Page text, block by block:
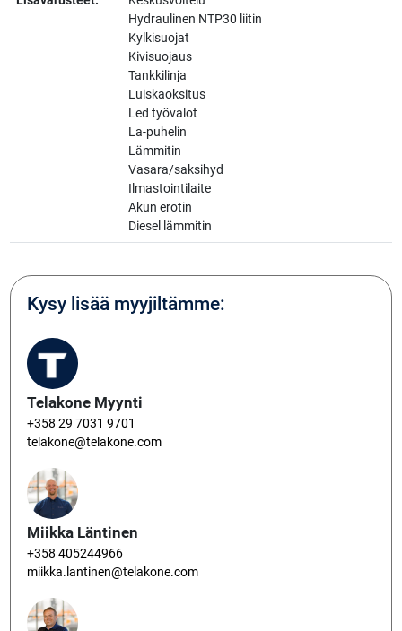
Hydraulinen NTP30 liitin
Kylkisuojat
Kivisuojaus
Tankkilinja
Luiskaoksitus
Led työvalot
La-puhelin
Lämmitin
Vasara/saksihyd
Ilmastointilaite
Akun erotin
Diesel lämmitin
Kysy lisää myyjiltämme:
Telakone Myynti
+358 29 7031 9701
telakone@telakone.com
Miikka Läntinen
+358 405244966
miikka.lantinen@telakone.com